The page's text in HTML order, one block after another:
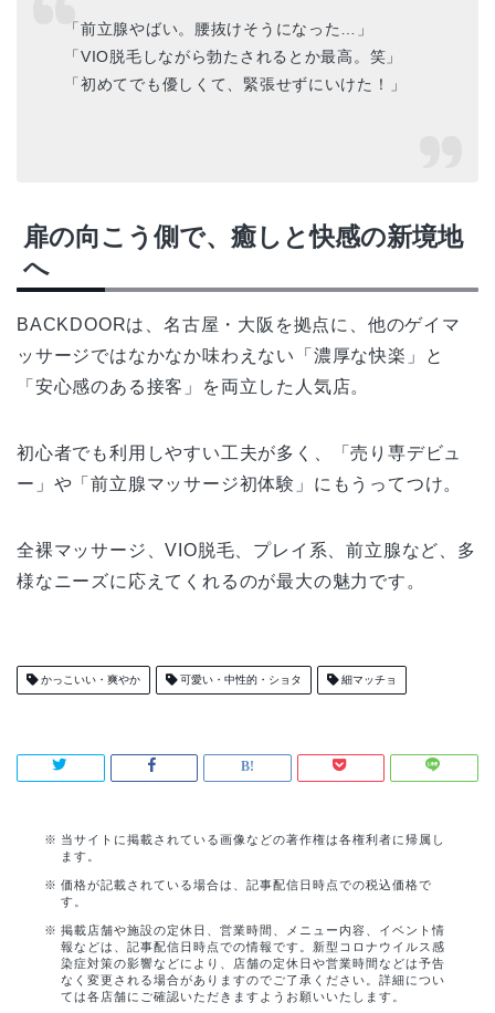
「前立腺やばい。腰抜けそうになった…」
「VIO脱毛しながら勃たされるとか最高。笑」
「初めてでも優しくて、緊張せずにいけた！」
扉の向こう側で、癒しと快感の新境地
へ
BACKDOORは、名古屋・大阪を拠点に、他のゲイマ
ッサージではなかなか味わえない「濃厚な快楽」と
「安心感のある接客」を両立した人気店。
初心者でも利用しやすい工夫が多く、「売り専デビュ
ー」や「前立腺マッサージ初体験」にもうってつけ。
全裸マッサージ、VIO脱毛、プレイ系、前立腺など、多
様なニーズに応えてくれるのが最大の魅力です。
かっこいい・爽やか 可愛い・中性的・ショタ 細マッチョ
当サイトに掲載されている画像などの著作権は各権利者に帰属し
ます。
価格が記載されている場合は、記事配信日時点での税込価格で
す。
掲載店舗や施設の定休日、営業時間、メニュー内容、イベント情
報などは、記事配信日時点での情報です。新型コロナウイルス感
染症対策の影響などにより、店舗の定休日や営業時間などは予告
なく変更される場合がありますのでご了承ください。詳細につい
ては各店舗にご確認いただきますようお願いいたします。